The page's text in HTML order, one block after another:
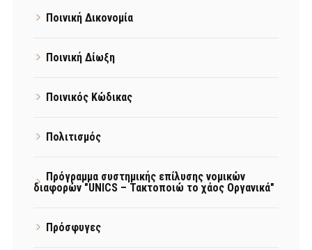
Ποινική Δικονομία
Ποινική Δίωξη
Ποινικός Κώδικας
Πολιτισμός
Πρόγραμμα συστημικής επίλυσης νομικών
διαφορών "UNICS – Τακτοποιώ το χάος Οργανικά"
Πρόσφυγες